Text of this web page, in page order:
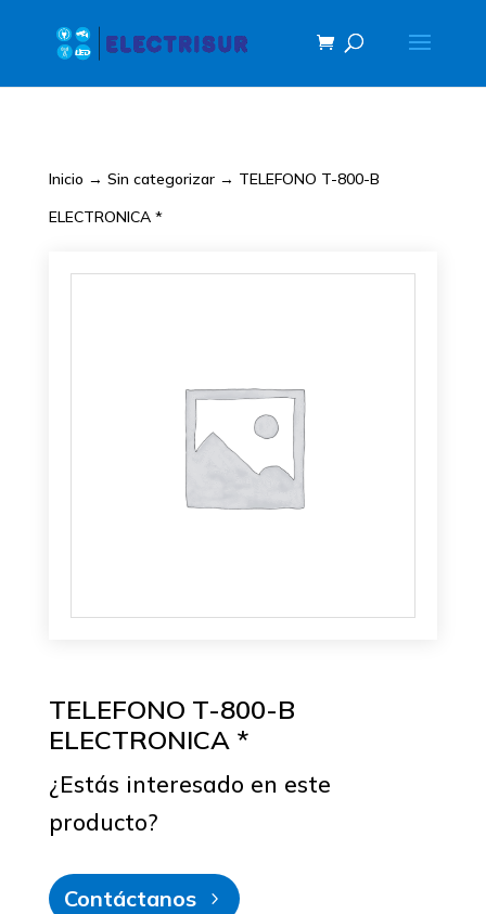
Inicio → Sin categorizar→ TELEFONO T-800-B
ELECTRONICA *
TELEFONO T-800-B
ELECTRONICA *
¿Estás interesado en este
producto?
Contáctanos